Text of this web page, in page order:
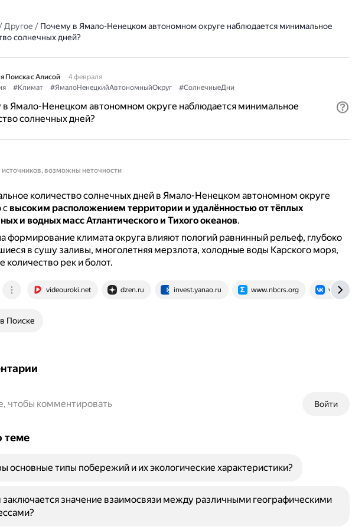
Другое / Почему в Ямало-Ненецком автономном округе наблюдается минимальное
солнечных дней?
Поиска с Алисой
4 февраля
#Климат #ЯмалоНенецкийАвтономныйОкруг #СолнечныеДни
Ямало-Ненецком автономном округе наблюдается минимальное
солнечных дней?
источников, возможны неточности
количество солнечных дней в Ямало-Ненецком автономном округе
с высоким расположением территории и удалённостью от тёплых
и водных масс Атлантического и Тихого океанов.
формирование климата округа влияют пологий равнинный рельеф, глубоко
в сушу заливы, многолетняя мерзлота, холодные воды Карского моря,
количество рек и болот.
videouroki.net dzen.ru invest.yanao.ru www.nbcrs.org vk.com
Поиске
Войти
чтобы комментировать
теме
основные типы побережий и их экологические характеристики?
заключается значение взаимосвязи между различными географическими